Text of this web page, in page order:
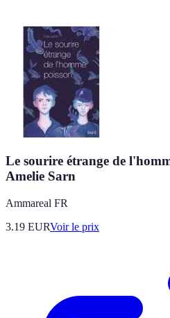
Le sourire étrange de
Amelie Sarn
Ammareal FR
3.19 EURVoir le prix